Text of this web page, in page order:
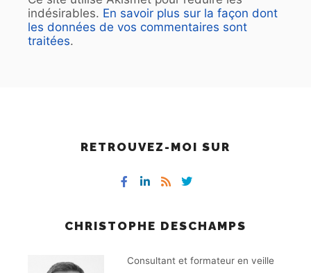
indésirables. En savoir plus sur la façon dont
les données de vos commentaires sont
traitées.
RETROUVEZ-MOI SUR
CHRISTOPHE DESCHAMPS
Consultant et formateur en veille